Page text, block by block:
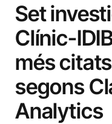
Set
Clínic-
més
segons
Analytics